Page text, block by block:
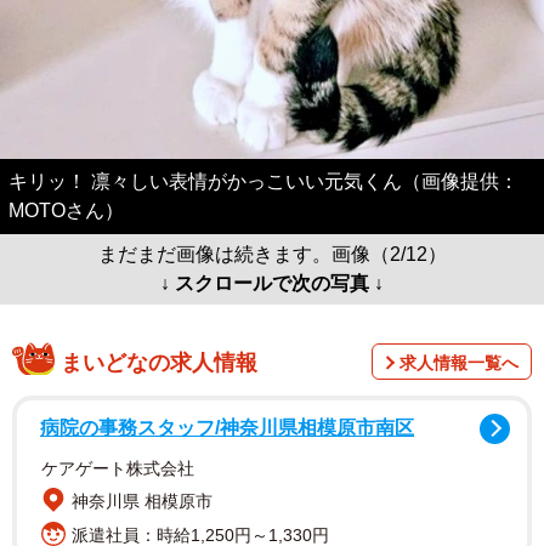
キリッ！ 凛々しい表情がかっこいい元気くん（画像提供：
MOTOさん）
まだまだ画像は続きます。画像（2/12）
↓ スクロールで次の写真 ↓
まいどなの求人情報 求人情報一覧へ
病院の事務スタッフ/神奈川県相模原市南区
ケアゲート株式会社
神奈川県 相模原市
派遣社員：時給1,250円～1,330円